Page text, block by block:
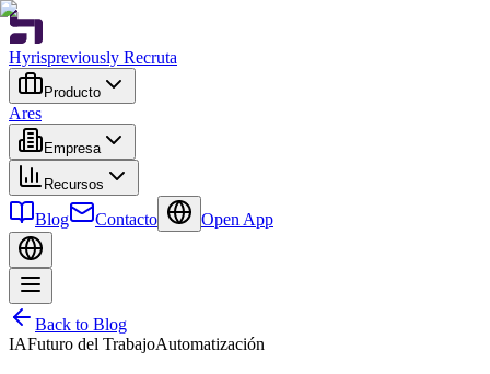
Hyrispreviously Recruta
Producto
Ares
Empresa
Recursos
Blog Contacto Open App
Back to Blog
IAFuturo del TrabajoAutomatización